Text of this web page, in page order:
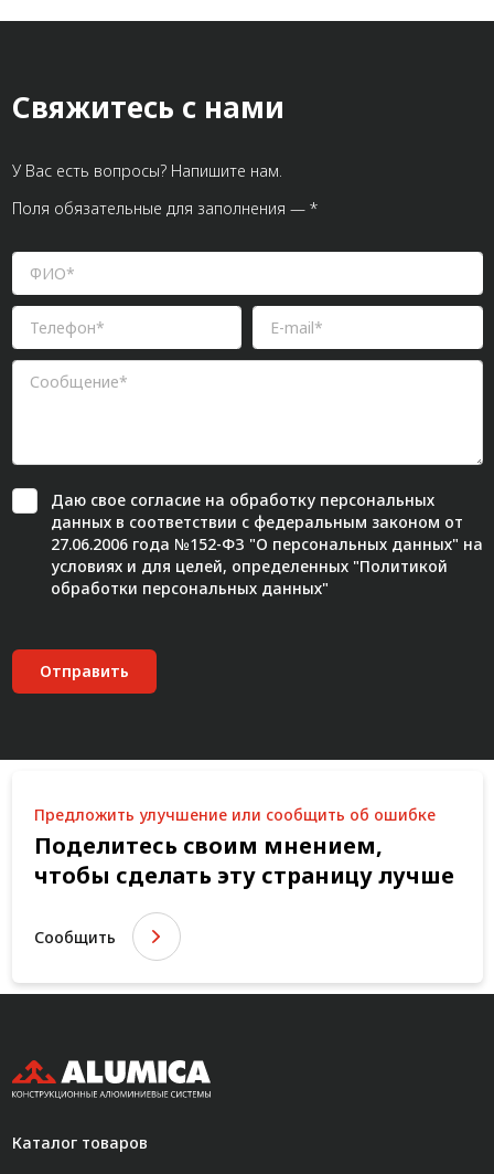
Свяжитесь с нами
У Вас есть вопросы? Напишите нам.
Поля обязательные для заполнения — *
Даю свое согласиена обработку персональных
данных в соответствии с федеральным законом от
27.06.2006 года №152-ФЗ "О персональных данных" на
условиях и для целей, определенных "Политикой
обработки персональных данных"
Отправить
Предложить улучшение или сообщить об ошибке
Поделитесь своим мнением,
чтобы сделать эту страницу лучше
Сообщить
Каталог товаров